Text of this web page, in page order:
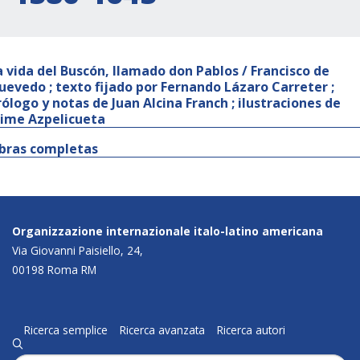
vida del Buscón, llamado don Pablos / Francisco de
; texto fijado por Fernando Lázaro Carreter ;
y notas de Juan Alcina Franch ; ilustraciones de
Azpelicueta
completas
Organizzazione internazionale italo-latino americana
Via Giovanni Paisiello, 24,
00198 Roma RM
Ricerca semplice Ricerca avanzata Ricerca autori
q